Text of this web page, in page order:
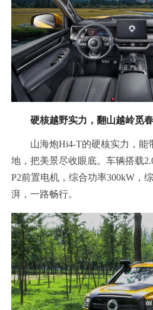
硬核越野实力，翻山越岭觅
山海炮Hi4-T的硬核实力，能
地，把美景尽收眼底。车辆搭载
P2前置电机，综合功率300kW，
湃，一路畅行。